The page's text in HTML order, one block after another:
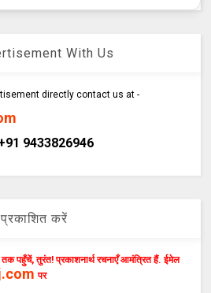
With Us
directly contact us at -
9433826946
करें
पहुँचें, तुरंत! प्रकाशनार्थ रचनाएँ आमंत्रित हैं. ईमेल
पर